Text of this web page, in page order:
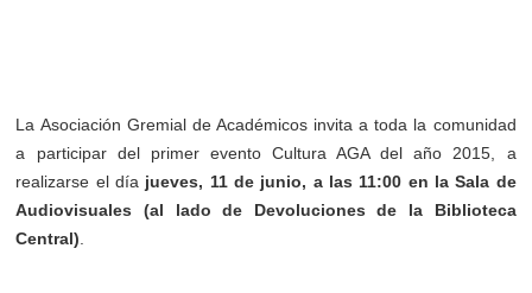
La Asociación Gremial de Académicos invita a toda la comunidad
a participar del primer evento Cultura AGA del año 2015, a
realizarse el día jueves, 11 de junio, a las 11:00 en la Sala de
Audiovisuales (al lado de Devoluciones de la Biblioteca
Central)